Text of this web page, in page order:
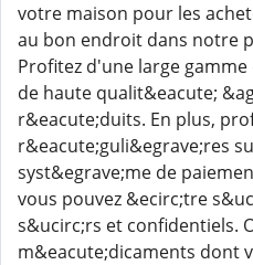
votre maison pour les
au bon endroit dans notre
Profitez d'une large
de haute qualit&eacute;
r&eacute;duits. En plus,
r&eacute;guli&egrave;res
syst&egrave;me de
vous pouvez &ecirc;tre
s&ucirc;rs et confidentiels.
m&eacute;dicaments dont